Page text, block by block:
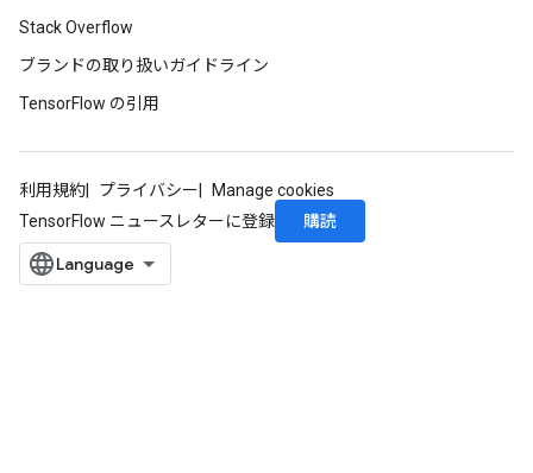
Stack Overflow
ブランドの取り扱いガイドライン
TensorFlow の引用
利用規約 プライバシー
Manage cookies
TensorFlow ニュースレターに登録
購読